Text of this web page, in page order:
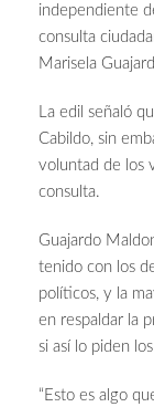
independiente
consulta
Marisela
La edil señaló
Cabildo, sin
voluntad de los
consulta.
Guajardo
tenido con los
políticos, y la
en respaldar la
si así lo piden
“Esto es algo